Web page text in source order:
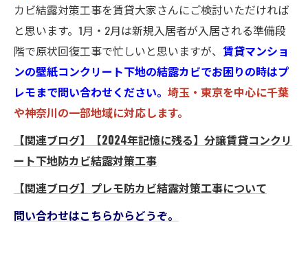
カビ結露対策工事を賃貸大家さんにご検討いただければ
と思います。1月・2月は新規入居者が入居される準備段
階で原状回復工事で忙しいと思いますが、 賃貸マンショ
ンの壁紙コンクリート下地の結露カビでお困りの時はプ
レモまで問い合わせください。 埼玉・東京を中心に千葉
や神奈川の一部地域に対応します。
【関連ブログ】【2024年記憶に残る】分譲賃貸コンクリ
ート下地防カビ結露対策工事
【関連ブログ】プレモ防カビ結露対策工事について
問い合わせはこちらからどうぞ。